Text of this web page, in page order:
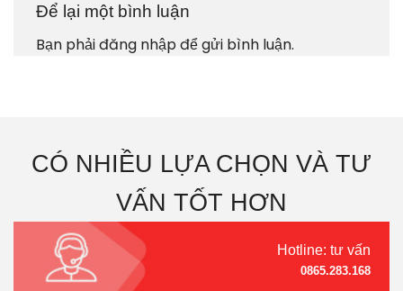
Để lại một bình luận
Bạn phảiđăng nhậpđể gửi bình luận.
CÓ NHIỀU LỰA CHỌN VÀ TƯ
VẤN TỐT HƠN
Hotline: tư vấn
0865.283.168